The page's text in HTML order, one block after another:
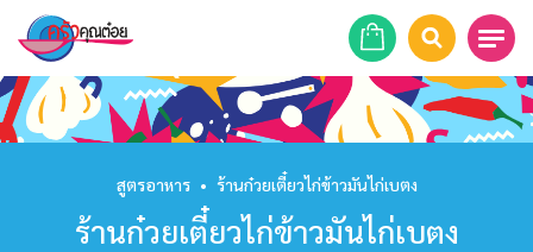
หน้าแรก
สูตรอาหาร
ร้านอาหาร
สูตรอาหาร • ร้านก๋วยเตี๋ยวไก่ข้าวมันไก่เบตง
ร้านก๋วยเตี๋ยวไก่ข้าวมันไก่เบตง